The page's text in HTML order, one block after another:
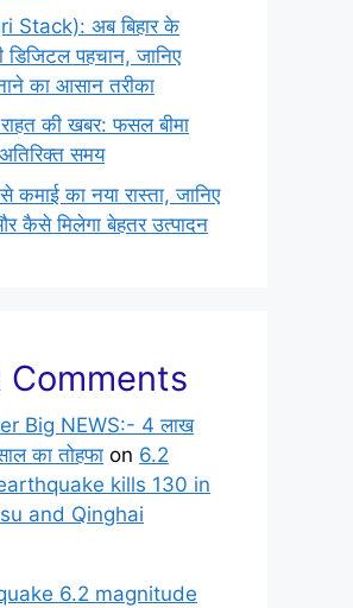
Stack): अब बिहार के
डिजिटल पहचान, जानिए
का आसान तरीका
की खबर: फसल बीमा
समय
का नया रास्ता, जानिए
कैसे मिलेगा बेहतर उत्पादन
Comments
Big NEWS:- 4 लाख
का तोहफा on 6.2
kills 130 in
and Qinghai
6.2 magnitude